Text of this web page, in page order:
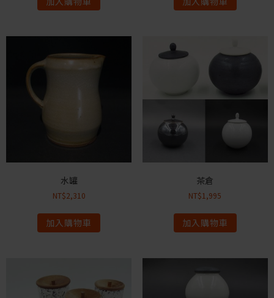
水罐
NT$2,310
加入購物車
茶倉
NT$1,995
加入購物車